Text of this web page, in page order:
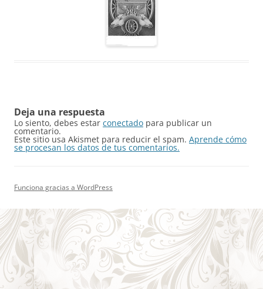
Deja una respuesta
Lo siento, debes estar conectado para publicar un
comentario.
Este sitio usa Akismet para reducir el spam. Aprende cómo
se procesan los datos de tus comentarios.
Funciona gracias a WordPress